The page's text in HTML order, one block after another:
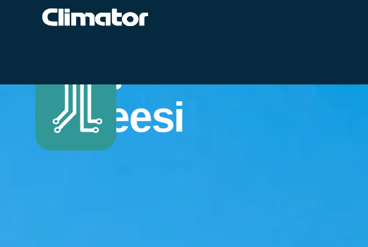
Suojaa herkät
laitteesi